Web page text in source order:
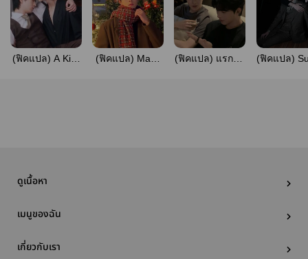
(ฟิคแปล) A Kiss
(ฟิคแปล) Make
(ฟิคแปล) แรกพบ
(ฟิคแปล)
ดูเนื้อหา
เมนูของฉัน
เกี่ยวกับเรา